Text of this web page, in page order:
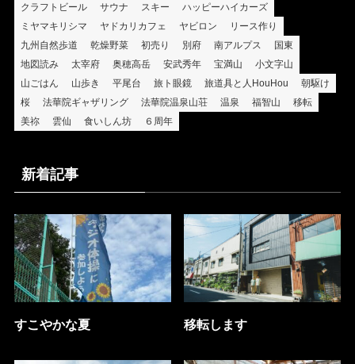
クラフトビール
サウナ スキー
ハッピーハイカーズ
ミヤマキリシマ
ヤドカリカフェ ヤビロン
リース作り
九州自然歩道
乾燥野菜 初売り 別府 南アルプス
国東
地図読み
太宰府 奥穂高岳 安武秀年 宝満山
小文字山
山ごはん
山歩き 平尾台 旅ト眼鏡 旅道具と人HouHou
朝駆け
桜
法華院ギャザリング 法華院温泉山荘 温泉 福智山
移転
美祢
雲仙 食いしん坊 ６周年
新着記事
すこやかな夏 移転します